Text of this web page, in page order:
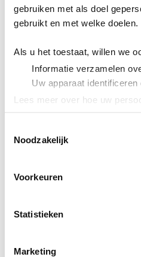
gebruiken met als doel
gebruikt en met welke doelen.
Als u het toestaat, willen we
Informatie verzamelen
Uw apparaat
Lees meer over hoe uw
We gebruiken cookies om
verstrekt of die ze hebben
Noodzakelijk
Voorkeuren
Statistieken
Marketing